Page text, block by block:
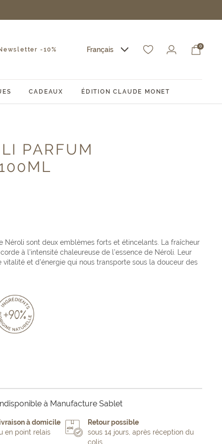
-10% Français 0
CADEAUX ÉDITION CLAUDE MONET
PARFUM
Néroli sont deux emblèmes forts et étincelants. La fraîcheur
à l’intensité chaleureuse de l’essence de Néroli. Leur
et d’énergie qui nous transporte sous la douceur des
à Manufacture Sablet
à domicile
en point relais
Retour possible
sous 14 jours, après réception du
colis